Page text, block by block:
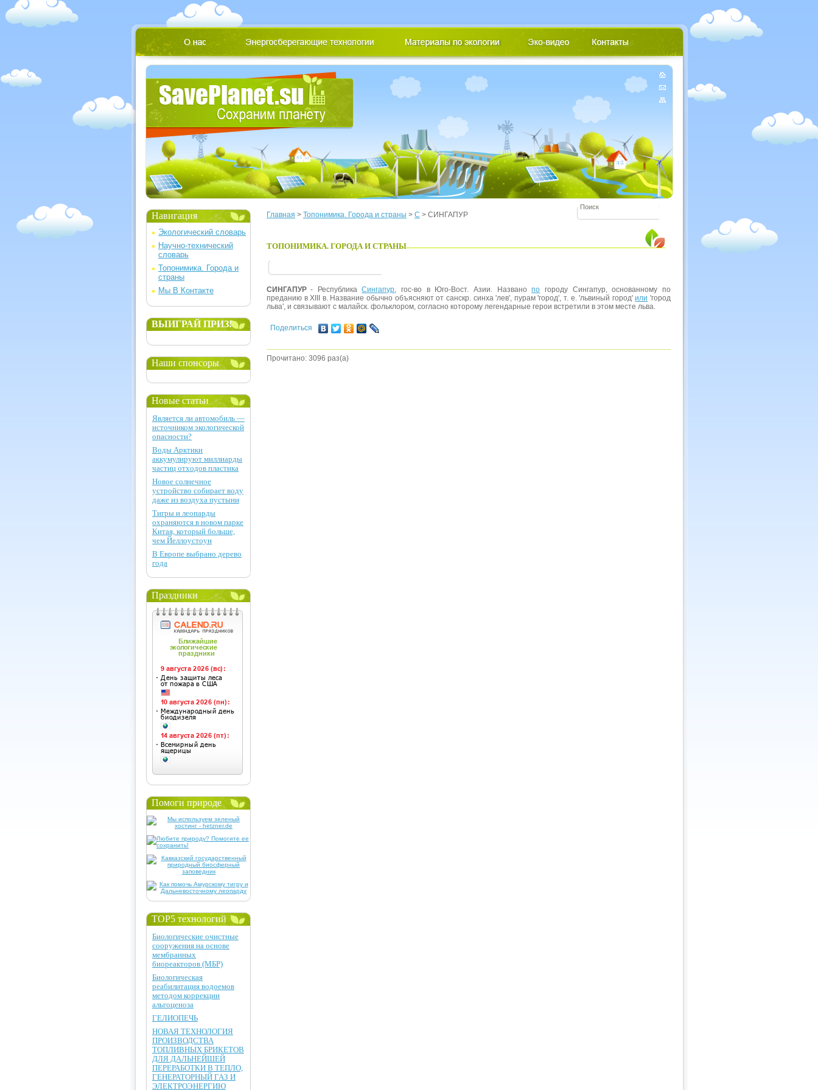
Главная > Топонимика. Города и страны > С > СИНГАПУР
ТОПОНИМИКА. ГОРОДА И СТРАНЫ
СИНГАПУР - РеспубликаСингапур, гос-во в Юго-Вост. Азии. Названопо городу Сингапур, основанному по
преданию в XIII в. Название обычно объясняют от санскр. синха 'лев', пурам 'город', т. е. 'львиный город'или 'город
льва', и связывают с малайск. фольклором, согласно которому легендарные герои встретили в этом месте льва.
Поделиться
Прочитано: 3096 раз(а)
Навигация
Экологический словарь
Научно-технический
словарь
Топонимика. Города и
страны
Мы В Контакте
ВЫИГРАЙ ПРИЗ!
Наши спонсоры
Новые статьи
Является ли автомобиль —
источником экологической
опасности?
Воды Арктики
аккумулируют миллиарды
частиц отходов пластика
Новое солнечное
устройство собирает воду
даже из воздуха пустыни
Тигры и леопарды
охраняются в новом парке
Китая, который больше,
чем Йеллоустоун
В Европе выбрано дерево
года
Праздники
Помоги природе
TOP5 технологий
Биологические очистные
сооружения на основе
мембранных
биореакторов (МБР)
Биологическая
реабилитация водоемов
методом коррекции
альгоценоза
ГЕЛИОПЕЧЬ
НОВАЯ ТЕХНОЛОГИЯ
ПРОИЗВОДСТВА
ТОПЛИВНЫХ БРИКЕТОВ
ДЛЯ ДАЛЬНЕЙШЕЙ
ПЕРЕРАБОТКИ В ТЕПЛО,
ГЕНЕРАТОРНЫЙ ГАЗ И
ЭЛЕКТРОЭНЕРГИЮ